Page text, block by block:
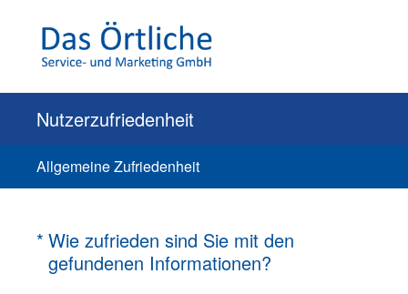
Nutzerzufriedenheit
Allgemeine Zufriedenheit
* Wie zufrieden sind Sie mit den
gefundenen Informationen?
(Erforderlich.)